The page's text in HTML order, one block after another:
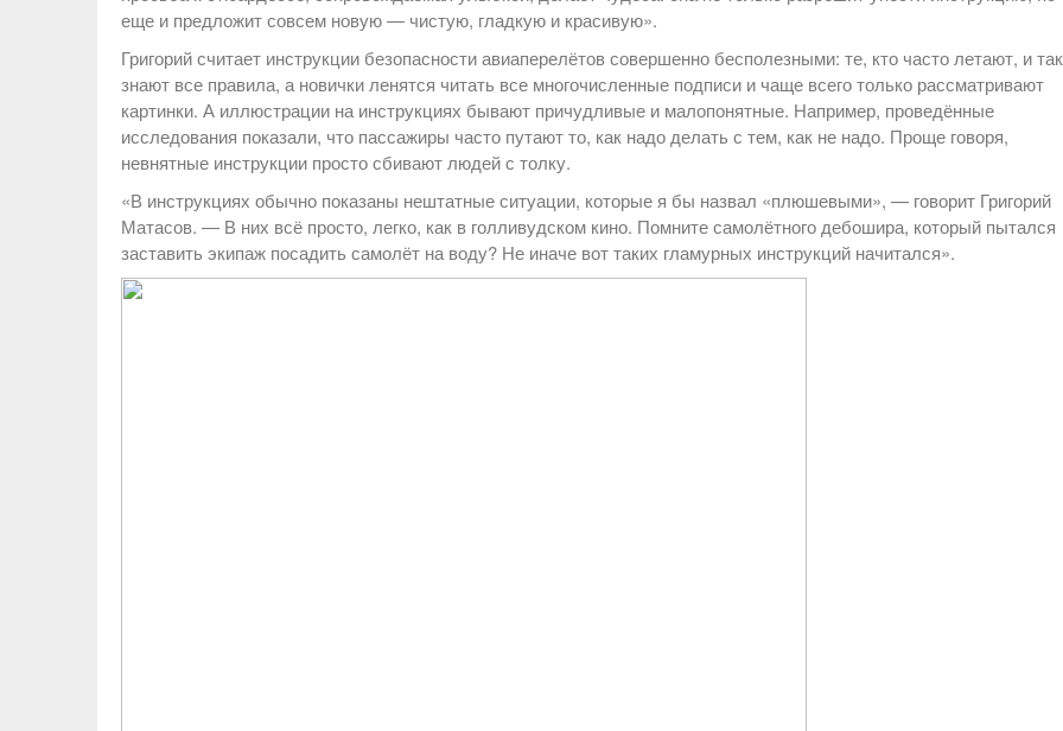
еще и предложит совсем новую — чистую, гладкую и красивую».
Григорий считает инструкции безопасности авиаперелётов совершенно бесполезными: те, кто часто летают, и так
знают все правила, а новички ленятся читать все многочисленные подписи и чаще всего только рассматривают
картинки. А иллюстрации на инструкциях бывают причудливые и малопонятные. Например, проведённые
исследования показали, что пассажиры часто путают то, как надо делать с тем, как не надо. Проще говоря,
невнятные инструкции просто сбивают людей с толку.
«В инструкциях обычно показаны нештатные ситуации, которые я бы назвал «плюшевыми», — говорит Григорий
Матасов. — В них всё просто, легко, как в голливудском кино. Помните самолётного дебошира, который пытался
заставить экипаж посадить самолёт на воду? Не иначе вот таких гламурных инструкций начитался».